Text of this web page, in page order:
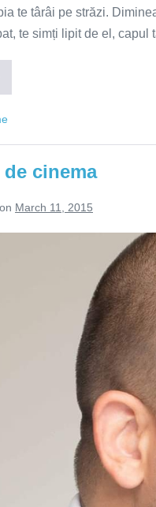
te târâi pe străzi.
te simți lipit de el,
cinema
March 11, 2015